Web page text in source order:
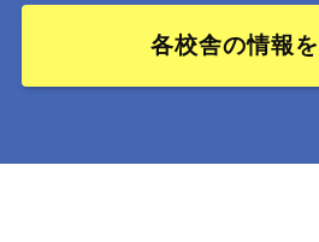
各校舎の情報